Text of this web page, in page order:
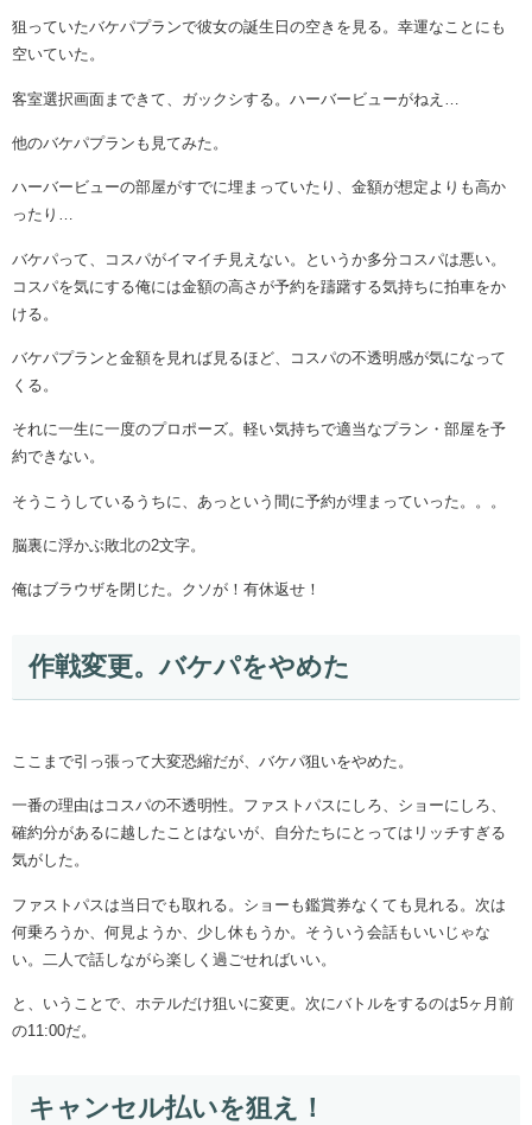
狙っていたバケパプランで彼女の誕生日の空きを見る。幸運なことにも
空いていた。
客室選択画面まできて、ガックシする。ハーバービューがねえ…
他のバケパプランも見てみた。
ハーバービューの部屋がすでに埋まっていたり、金額が想定よりも高か
ったり…
バケパって、コスパがイマイチ見えない。というか多分コスパは悪い。
コスパを気にする俺には金額の高さが予約を躊躇する気持ちに拍車をか
ける。
バケパプランと金額を見れば見るほど、コスパの不透明感が気になって
くる。
それに一生に一度のプロポーズ。軽い気持ちで適当なプラン・部屋を予
約できない。
そうこうしているうちに、あっという間に予約が埋まっていった。。。
脳裏に浮かぶ敗北の2文字。
俺はブラウザを閉じた。クソが！有休返せ！
作戦変更。バケパをやめた
ここまで引っ張って大変恐縮だが、バケパ狙いをやめた。
一番の理由はコスパの不透明性。ファストパスにしろ、ショーにしろ、
確約分があるに越したことはないが、自分たちにとってはリッチすぎる
気がした。
ファストパスは当日でも取れる。ショーも鑑賞券なくても見れる。次は
何乗ろうか、何見ようか、少し休もうか。そういう会話もいいじゃな
い。二人で話しながら楽しく過ごせればいい。
と、いうことで、ホテルだけ狙いに変更。次にバトルをするのは5ヶ月前
の11:00だ。
キャンセル払いを狙え！